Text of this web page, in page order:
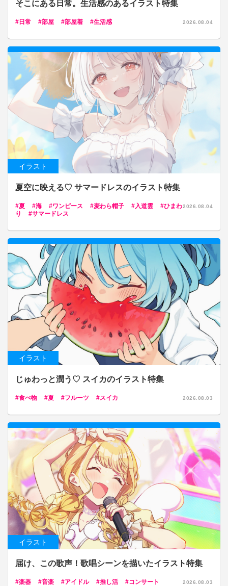
そこにある日常。生活感のあるイラスト特集
日常 部屋 部屋着 生活感 2026.08.04
イラスト
夏空に映える♡ サマードレスのイラスト特集
夏 海 ワンピース 麦わら帽子 入道雲
ひまわ
り
サマードレス
2026.08.04
イラスト
じゅわっと潤う♡ スイカのイラスト特集
食べ物 夏 フルーツ スイカ 2026.08.03
イラスト
届け、この歌声！歌唱シーンを描いたイラスト特集
楽器 音楽 アイドル 推し活 コンサート 2026.08.03